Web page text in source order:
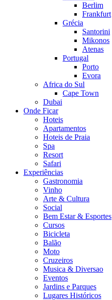
Berlim
Frankfurt
Grécia
Santorini
Mikonos
Atenas
Portugal
Porto
Evora
Africa do Sul
Cape Town
Dubai
Onde Ficar
Hoteis
Apartamentos
Hoteis de Praia
Spa
Resort
Safari
Experiências
Gastronomia
Vinho
Arte & Cultura
Social
Bem Estar & Esportes
Cursos
Bicicleta
Balão
Moto
Cruzeiros
Musica & Diversao
Eventos
Jardins e Parques
Lugares Históricos